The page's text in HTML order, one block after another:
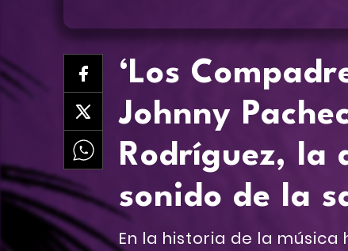
‘Los
Johnny
Rodríguez, la
sonido de la
En la historia de la